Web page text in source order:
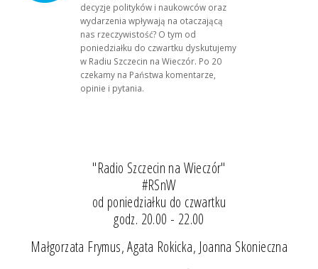
decyzje polityków i naukowców oraz
wydarzenia wpływają na otaczającą
nas rzeczywistość? O tym od
poniedziałku do czwartku dyskutujemy
w Radiu Szczecin na Wieczór. Po 20
czekamy na Państwa komentarze,
opinie i pytania.
"Radio Szczecin na Wieczór"
#RSnW
od poniedziałku do czwartku
godz. 20.00 - 22.00
Małgorzata Frymus, Agata Rokicka, Joanna Skonieczna